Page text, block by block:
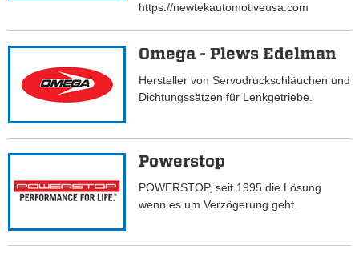
https://newtekautomotiveusa.com
Omega - Plews Edelman
Hersteller von Servodruckschläuchen und
Dichtungssätzen für Lenkgetriebe.
Powerstop
POWERSTOP, seit 1995 die Lösung
wenn es um Verzögerung geht.